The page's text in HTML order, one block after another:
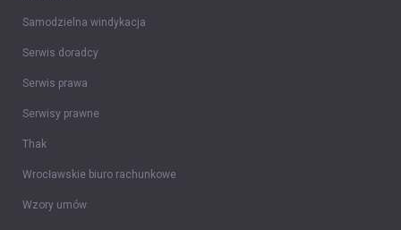
Samodzielna windykacja
Serwis doradcy
Serwis prawa
Serwisy prawne
Thak
Wrocławskie biuro rachunkowe
Wzory umów